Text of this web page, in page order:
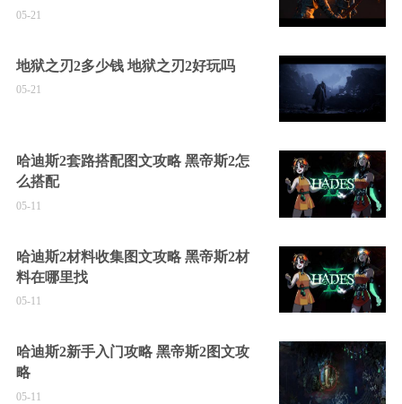
05-21
地狱之刃2多少钱 地狱之刃2好玩吗
05-21
哈迪斯2套路搭配图文攻略 黑帝斯2怎
么搭配
05-11
哈迪斯2材料收集图文攻略 黑帝斯2材
料在哪里找
05-11
哈迪斯2新手入门攻略 黑帝斯2图文攻
略
05-11